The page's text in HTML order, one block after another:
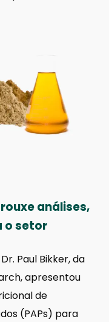
análises,
o setor
Paul Bikker, da
apresentou
de
(PAPs) para